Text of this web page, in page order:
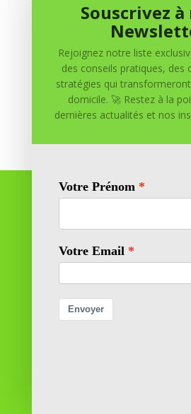
Enregistrer mon nom, mon e-
le navigateur pour mon prochain
Réussite à Domicile est votre
Souscrivez
Rejoignez notre liste
des conseils pratiques, des
stratégies qui
domicile. 🚀 Restez à la
dernières actualités et nos